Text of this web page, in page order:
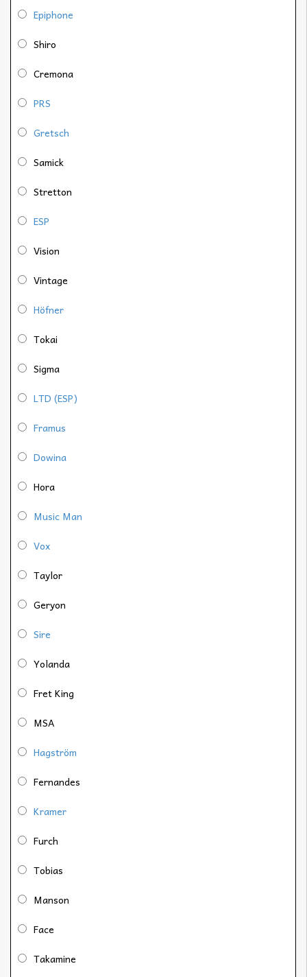
Epiphone
Shiro
Cremona
PRS
Gretsch
Samick
Stretton
ESP
Vision
Vintage
Höfner
Tokai
Sigma
LTD (ESP)
Framus
Dowina
Hora
Music Man
Vox
Taylor
Geryon
Sire
Yolanda
Fret King
MSA
Hagström
Fernandes
Kramer
Furch
Tobias
Manson
Face
Takamine